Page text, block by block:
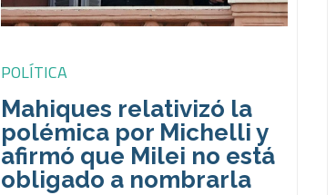
POLÍTICA
Mahiques relativizó la
polémica por Michelli y
afirmó que Milei no está
obligado a nombrarla